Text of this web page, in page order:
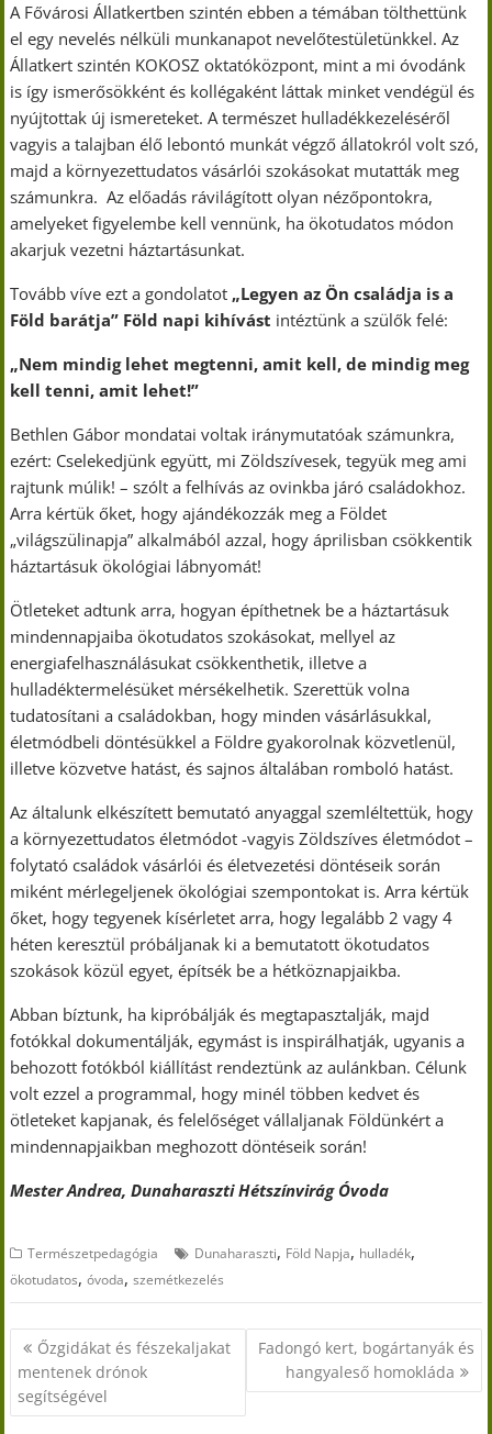
A Fővárosi Állatkertben szintén ebben a témában tölthettünk
el egy nevelés nélküli munkanapot nevelőtestületünkkel. Az
Állatkert szintén KOKOSZ oktatóközpont, mint a mi óvodánk
is így ismerősökként és kollégaként láttak minket vendégül és
nyújtottak új ismereteket. A természet hulladékkezeléséről
vagyis a talajban élő lebontó munkát végző állatokról volt szó,
majd a környezettudatos vásárlói szokásokat mutatták meg
számunkra. Az előadás rávilágított olyan nézőpontokra,
amelyeket figyelembe kell vennünk, ha ökotudatos módon
akarjuk vezetni háztartásunkat.
Tovább víve ezt a gondolatot „Legyen az Ön családja is a
Föld barátja” Föld napi kihívást intéztünk a szülők felé:
„Nem mindig lehet megtenni, amit kell, de mindig meg
kell tenni, amit lehet!”
Bethlen Gábor mondatai voltak iránymutatóak számunkra,
ezért: Cselekedjünk együtt, mi Zöldszívesek, tegyük meg ami
rajtunk múlik! – szólt a felhívás az ovinkba járó családokhoz.
Arra kértük őket, hogy ajándékozzák meg a Földet
„világszülinapja” alkalmából azzal, hogy áprilisban csökkentik
háztartásuk ökológiai lábnyomát!
Ötleteket adtunk arra, hogyan építhetnek be a háztartásuk
mindennapjaiba ökotudatos szokásokat, mellyel az
energiafelhasználásukat csökkenthetik, illetve a
hulladéktermelésüket mérsékelhetik. Szerettük volna
tudatosítani a családokban, hogy minden vásárlásukkal,
életmódbeli döntésükkel a Földre gyakorolnak közvetlenül,
illetve közvetve hatást, és sajnos általában romboló hatást.
Az általunk elkészített bemutató anyaggal szemléltettük, hogy
a környezettudatos életmódot -vagyis Zöldszíves életmódot –
folytató családok vásárlói és életvezetési döntéseik során
miként mérlegeljenek ökológiai szempontokat is. Arra kértük
őket, hogy tegyenek kísérletet arra, hogy legalább 2 vagy 4
héten keresztül próbáljanak ki a bemutatott ökotudatos
szokások közül egyet, építsék be a hétköznapjaikba.
Abban bíztunk, ha kipróbálják és megtapasztalják, majd
fotókkal dokumentálják, egymást is inspirálhatják, ugyanis a
behozott fotókból kiállítást rendeztünk az aulánkban. Célunk
volt ezzel a programmal, hogy minél többen kedvet és
ötleteket kapjanak, és felelőséget vállaljanak Földünkért a
mindennapjaikban meghozott döntéseik során!
Mester Andrea, Dunaharaszti Hétszínvirág Óvoda
Természetpedagógia Dunaharaszti, Föld Napja, hulladék,
ökotudatos,óvoda,szemétkezelés
Bejegyzés
navigáció
Őzgidákat és fészekaljakat
mentenek drónok
segítségével
Fadongó kert, bogártanyák és
hangyaleső homokláda